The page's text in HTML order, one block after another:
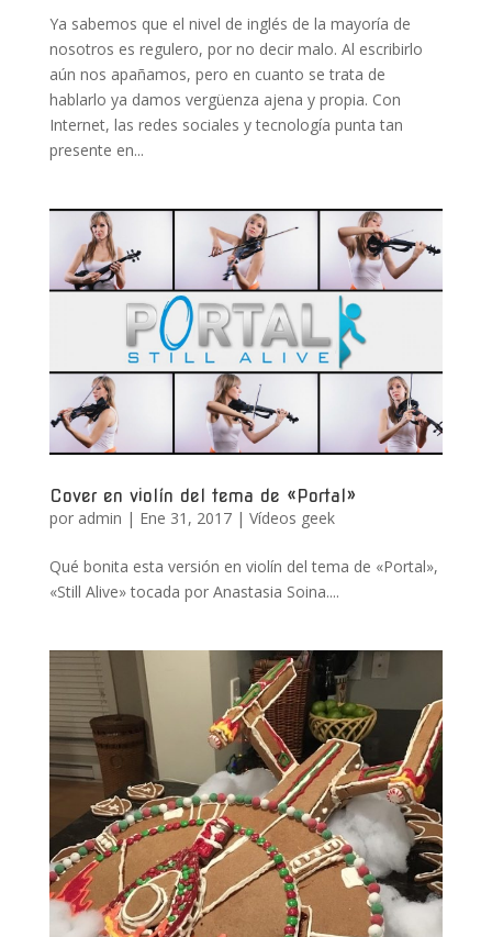
Ya sabemos que el nivel de inglés de la mayoría de
nosotros es regulero, por no decir malo. Al escribirlo
aún nos apañamos, pero en cuanto se trata de
hablarlo ya damos vergüenza ajena y propia. Con
Internet, las redes sociales y tecnología punta tan
presente en...
Cover en violín del tema de «Portal»
por admin | Ene 31, 2017| Vídeos geek
Qué bonita esta versión en violín del tema de «Portal»,
«Still Alive» tocada por Anastasia Soina....